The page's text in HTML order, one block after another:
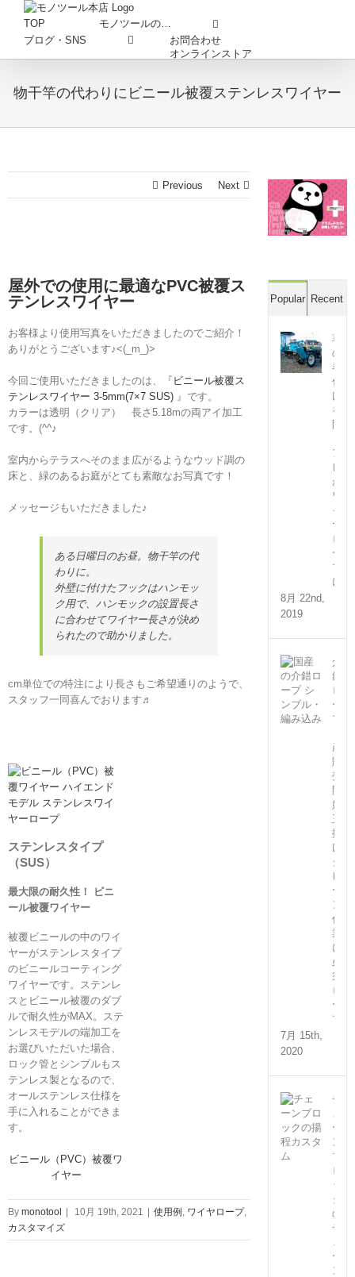
content
TOP
モノツールの…
ブログ・SNS
お問合わせ
オンラインストア
物干竿の代わりにビニール被覆ステンレスワイヤー
Previous Next
屋外での使用に最適なPVC被覆ス
テンレスワイヤー
お客様より使用写真をいただきましたのでご紹介！
ありがとうございます♪<(_m_)>
今回ご使用いただきましたのは、『 ビニール被覆ス
テンレスワイヤー 3-5mm(7×7 SUS) 』です。
カラーは透明（クリア） 長さ5.18mの両アイ加工
です。(^^♪
室内からテラスへそのまま広がるようなウッド調の
床と、緑のあるお庭がとても素敵なお写真です！
メッセージもいただきました♪
ある日曜日のお昼。物干竿の代
わりに。
外壁に付けたフックはハンモッ
ク用で、ハンモックの設置長さ
に合わせてワイヤー長さが決め
られたので助かりました。
cm単位での特注により長さもご希望通りのようで、
スタッフ一同喜んでおります♬
ステンレスタイプ
（SUS）
最大限の耐久性！ ビニ
ール被覆ワイヤー
被覆ビニールの中のワイ
ヤーがステンレスタイプ
のビニールコーティング
ワイヤーです。ステンレ
スとビニール被覆のダブ
ルで耐久性がMAX。ステ
ンレスモデルの端加工を
お選びいただいた場合、
ロック管とシンブルもス
テンレス製となるので、
オールステンレス仕様を
手に入れることができま
す。
ビニール（PVC）被覆ワ
イヤー
By monotool 10月 19th, 2021 使用例 , ワイヤロープ,
カスタマイズ
Popular Recent
草
の
巻
付
け
を
防
ア
レ
が
ワ
イ
ヤ
ロ
ー
プ
に！
8月 22nd,
2019
介
錯
ロ
ー
プ
産）
販
売
開
始！
玉
掛
け・
ク
レ
ー
ン
作
業
に
必
須
ロ
ー
プ
7月 15th,
2020
チ
ー
ン
ブ
ロ
ッ
ク
の
チ
ー
ン